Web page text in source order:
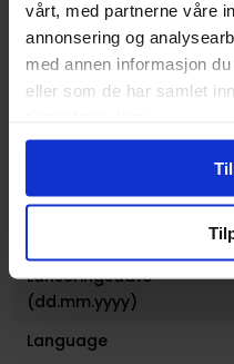
vårt, med partnerne våre
annonsering og
med annen informasjon
eller som de har samlet
Spesifikasjoner
Varenummer
Format
Lanseringsdato
(dd.mm.yyyy)
Language